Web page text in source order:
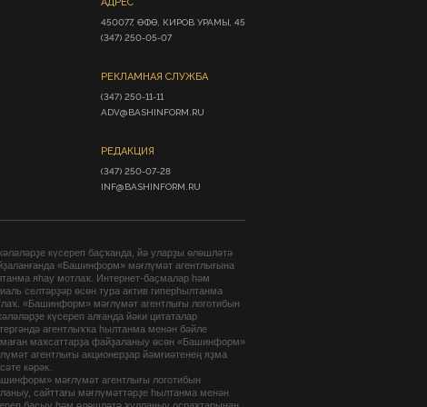
450077, ӨФӨ, КИРОВ УРАМЫ, 45
(347) 250-05-07
РЕКЛАМНАЯ СЛУЖБА
(347) 250-11-11
ADV@BASHINFORM.RU
РЕДАКЦИЯ
(347) 250-07-28
INF@BASHINFORM.RU
күсереп баҫҡанда, йә уларҙы өлөшләтә
«Башинформ» мәғлүмәт агентлығына
яһау мотлаҡ. Интернет-баҫмалар һәм
селтәрҙәр өсөн тура актив гиперһылтанма
«Башинформ» мәғлүмәт агентлығы логотибын
күсереп алғанда йәки цитаталар
агентлыҡҡа һылтанма менән бәйле
маҡсаттарҙа файҙаланыу өсөн «Башинформ»
агентлығы акционерҙар йәмғиәтенең яҙма
кәрәк.
мәғлүмәт агентлығы логотибын
сайттағы мәғлүмәттәрҙе һылтанма менән